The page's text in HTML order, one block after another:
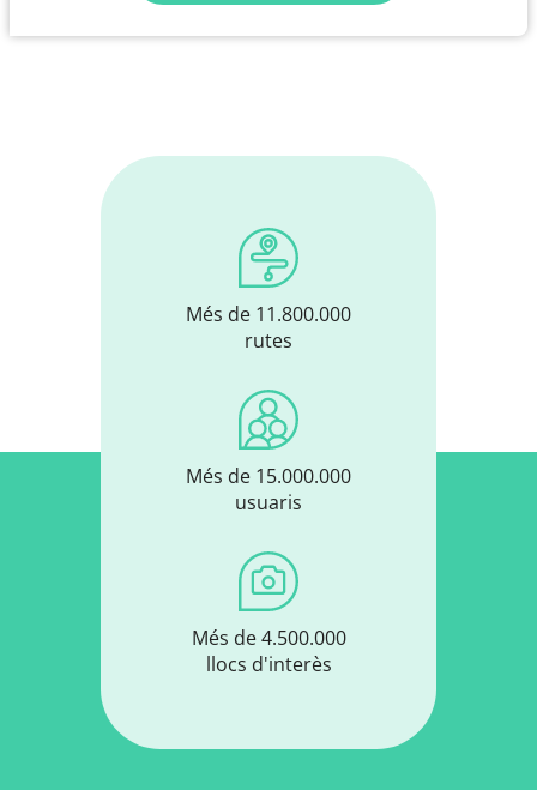
Més de 11.800.000
rutes
Més de 15.000.000
usuaris
Més de 4.500.000
llocs d'interès